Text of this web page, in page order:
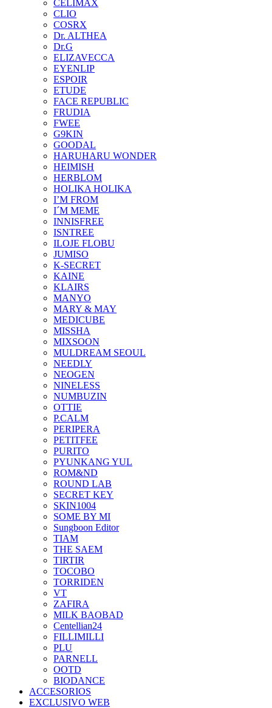
CELIMAX
CLIO
COSRX
Dr. ALTHEA
Dr.G
ELIZAVECCA
EYENLIP
ESPOIR
ETUDE
FACE REPUBLIC
FRUDIA
FWEE
G9KIN
GOODAL
HARUHARU WONDER
HEIMISH
HERBLOM
HOLIKA HOLIKA
I’M FROM
I´M MEME
INNISFREE
ISNTREE
ILOJE FLOBU
JUMISO
K-SECRET
KAINE
KLAIRS
MANYO
MARY & MAY
MEDICUBE
MISSHA
MIXSOON
MULDREAM SEOUL
NEEDLY
NEOGEN
NINELESS
NUMBUZIN
OTTIE
P.CALM
PERIPERA
PETITFEE
PURITO
PYUNKANG YUL
ROM&ND
ROUND LAB
SECRET KEY
SKIN1004
SOME BY MI
Sungboon Editor
TIAM
THE SAEM
TIRTIR
TOCOBO
TORRIDEN
VT
ZAFIRA
MILK BAOBAD
Centellian24
FILLIMILLI
PLU
PARNELL
OOTD
BIODANCE
ACCESORIOS
EXCLUSIVO WEB